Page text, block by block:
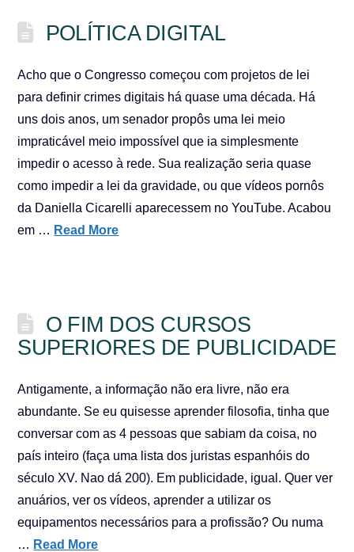
POLÍTICA DIGITAL
Acho que o Congresso começou com projetos de lei
para definir crimes digitais há quase uma década. Há
uns dois anos, um senador propôs uma lei meio
impraticável meio impossível que ia simplesmente
impedir o acesso à rede. Sua realização seria quase
como impedir a lei da gravidade, ou que vídeos pornôs
da Daniella Cicarelli aparecessem no YouTube. Acabou
em … Read More
O FIM DOS CURSOS
SUPERIORES DE PUBLICIDADE
Antigamente, a informação não era livre, não era
abundante. Se eu quisesse aprender filosofia, tinha que
conversar com as 4 pessoas que sabiam da coisa, no
país inteiro (faça uma lista dos juristas espanhóis do
século XV. Nao dá 200). Em publicidade, igual. Quer ver
anuários, ver os vídeos, aprender a utilizar os
equipamentos necessários para a profissão? Ou numa
… Read More